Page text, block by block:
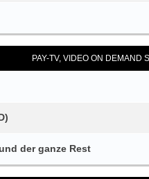
PAY-TV, VIDEO ON DEMAND
der ganze Rest